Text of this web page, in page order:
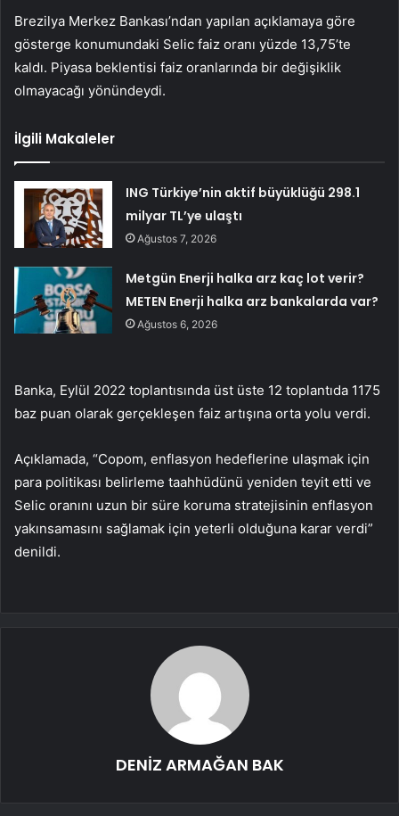
Brezilya Merkez Bankası’ndan yapılan açıklamaya göre
gösterge konumundaki Selic faiz oranı yüzde 13,75’te
kaldı. Piyasa beklentisi faiz oranlarında bir değişiklik
olmayacağı yönündeydi.
İlgili Makaleler
ING Türkiye’nin aktif büyüklüğü 298.1
milyar TL’ye ulaştı
Ağustos 7, 2026
Metgün Enerji halka arz kaç lot verir?
METEN Enerji halka arz bankalarda var?
Ağustos 6, 2026
Banka, Eylül 2022 toplantısında üst üste 12 toplantıda 1175
baz puan olarak gerçekleşen faiz artışına orta yolu verdi.
Açıklamada, “Copom, enflasyon hedeflerine ulaşmak için
para politikası belirleme taahhüdünü yeniden teyit etti ve
Selic oranını uzun bir süre koruma stratejisinin enflasyon
yakınsamasını sağlamak için yeterli olduğuna karar verdi”
denildi.
DENİZ ARMAĞAN BAK